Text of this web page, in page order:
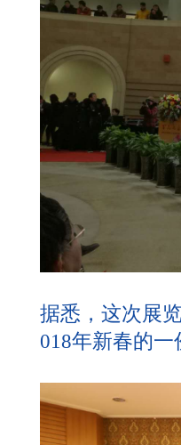
据悉，这次展
018年新春的一